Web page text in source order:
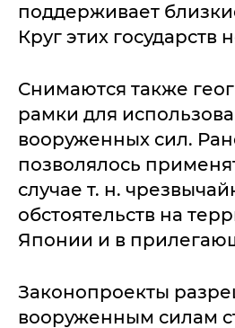
поддерживает
Круг этих государств
Снимаются также
рамки для
вооруженных сил.
позволялось
случае т. н.
обстоятельств на
Японии и в
Законопроекты
вооруженным силам